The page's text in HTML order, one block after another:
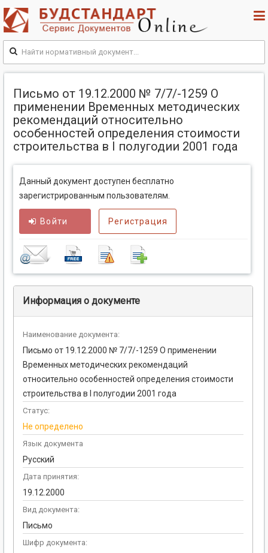
Письмо от 19.12.2000 № 7/7/-1259 О
применении Временных методических
рекомендаций относительно
особенностей определения стоимости
строительства в I полугодии 2001 года
Данный документ доступен бесплатно
зарегистрированным пользователям.
Войти Регистрация
Информация о документе
Наименование документа:
Письмо от 19.12.2000 № 7/7/-1259 О применении
Временных методических рекомендаций
относительно особенностей определения стоимости
строительства в I полугодии 2001 года
Статус:
Не определено
Язык документа
Русский
Дата принятия:
19.12.2000
Вид документа:
Письмо
Шифр документа: